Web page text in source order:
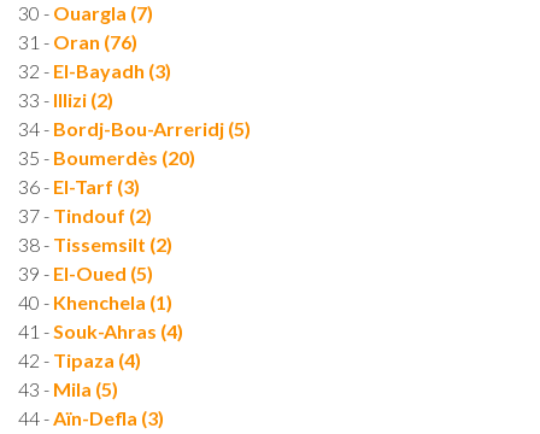
30 - Ouargla (7)
31 - Oran (76)
32 - El-Bayadh (3)
33 - Illizi (2)
34 - Bordj-Bou-Arreridj (5)
35 - Boumerdès (20)
36 - El-Tarf (3)
37 - Tindouf (2)
38 - Tissemsilt (2)
39 - El-Oued (5)
40 - Khenchela (1)
41 -Souk-Ahras (4)
42 - Tipaza (4)
43 - Mila (5)
44 -Aïn-Defla (3)